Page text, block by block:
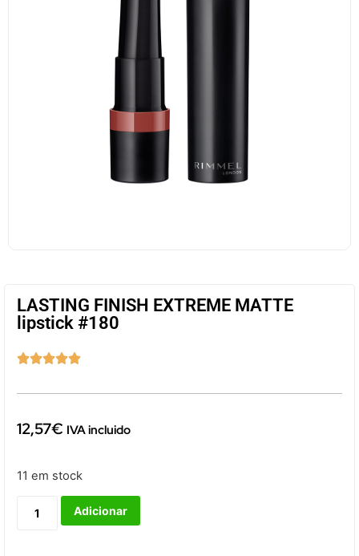
LASTING FINISH EXTREME MATTE
lipstick #180

12,57€ IVA incluido
11 em stock
Adicionar